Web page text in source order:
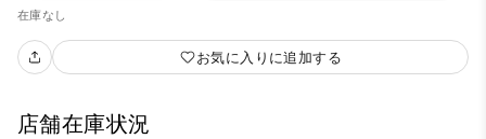
在庫なし
お気に入りに追加する
店舗在庫状況